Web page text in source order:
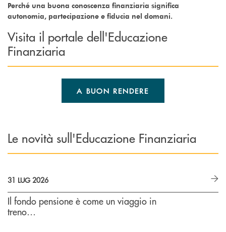
Perché una buona conoscenza finanziaria significa
autonomia, partecipazione e fiducia nel domani.
Visita il portale dell'Educazione
Finanziaria
A BUON RENDERE
Le novità sull'Educazione Finanziaria
31 LUG 2026
Il fondo pensione è come un viaggio in
treno…